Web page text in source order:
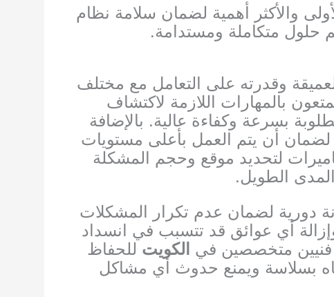
والأكثر أهمية لضمان سلامة نظام
حلول متكاملة ومستدامة.
وقدرته على التعامل مع مختلف
بالمهارات اللازمة لاكتشاف
بسرعة وكفاءة عالية. بالإضافة
أن يتم العمل بأعلى مستويات
لتحديد موقع وحجم المشكلة
الطويل.
دورية لضمان عدم تكرار المشكلات
أي عوائق قد تتسبب في انسداد
فنيين متخصصين في الكويت للحفاظ
بسلاسة ويمنع حدوث أي مشاكل